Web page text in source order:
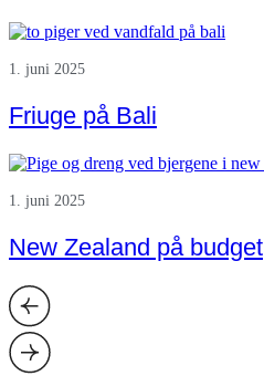
1. juni 2025
Friuge på Bali
1. juni 2025
New Zealand på budget